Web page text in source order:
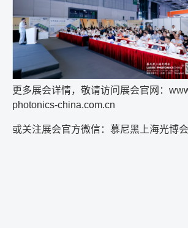
更多展会详情，敬请访问展会官网：
photonics-china.com.cn
或关注展会官方微信：慕尼黑上海光博